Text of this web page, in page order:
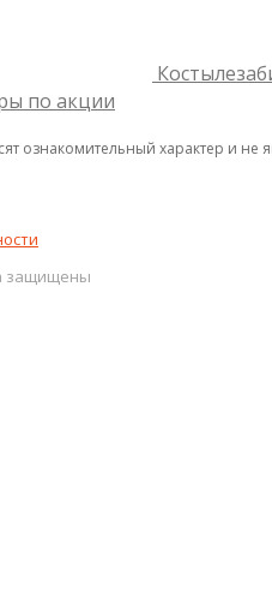
по акции
ознакомительный характер и не
защищены